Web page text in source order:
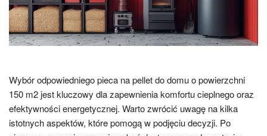
Wybór odpowiedniego pieca na pellet do domu o powierzchni
150 m2 jest kluczowy dla zapewnienia komfortu cieplnego oraz
efektywności energetycznej. Warto zwrócić uwagę na kilka
istotnych aspektów, które pomogą w podjęciu decyzji. Po